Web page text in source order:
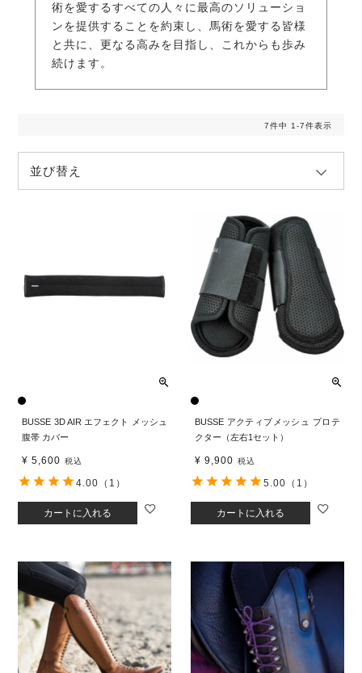
術を愛するすべての人々に最高のソリューショ
ンを提供することを約束し、馬術を愛する皆様
と共に、更なる高みを目指し、これからも歩み
続けます。
並び替え
7件中 1 -7件表示
BUSSE 3D AIR エフェクト メッシュ
腹帯 カバー
¥ 5,600 税込
カートに入れる
4.00 （1）
BUSSE アクティブメッシュ プロテ
クター（左右1セット）
¥ 9,900 税込
カートに入れる
5.00 （1）